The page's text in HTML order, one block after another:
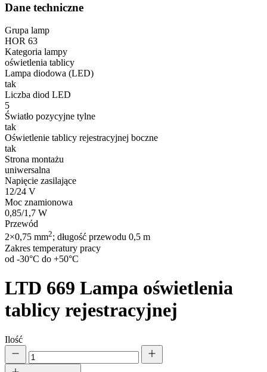
Dane techniczne
Grupa lamp
HOR 63
Kategoria lampy
oświetlenia tablicy
Lampa diodowa (LED)
tak
Liczba diod LED
5
Światło pozycyjne tylne
tak
Oświetlenie tablicy rejestracyjnej boczne
tak
Strona montażu
uniwersalna
Napięcie zasilające
12/24 V
Moc znamionowa
0,85/1,7 W
Przewód
2×0,75 mm2; długość przewodu 0,5 m
Zakres temperatury pracy
od -30°C do +50°C
LTD 669 Lampa oświetlenia
tablicy rejestracyjnej
Ilość